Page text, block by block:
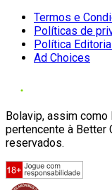
Termos e
Políticas de
Política
Ad Choices
Bolavip, assim como
pertencente à Better
reservados.